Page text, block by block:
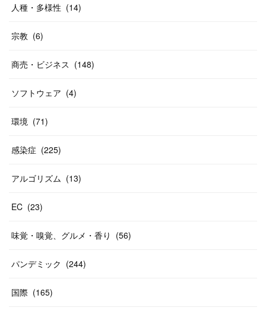
人種・多様性 (14)
宗教 (6)
商売・ビジネス (148)
ソフトウェア (4)
環境 (71)
感染症 (225)
アルゴリズム (13)
EC (23)
味覚・嗅覚、グルメ・香り (56)
パンデミック (244)
国際 (165)